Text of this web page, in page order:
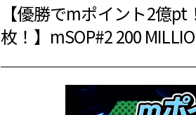
【優勝でmポイント2億
枚！】mSOP#2 200